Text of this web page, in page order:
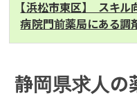
【浜松市東区】 スキル
病院門前薬局にある調
静岡県求人の